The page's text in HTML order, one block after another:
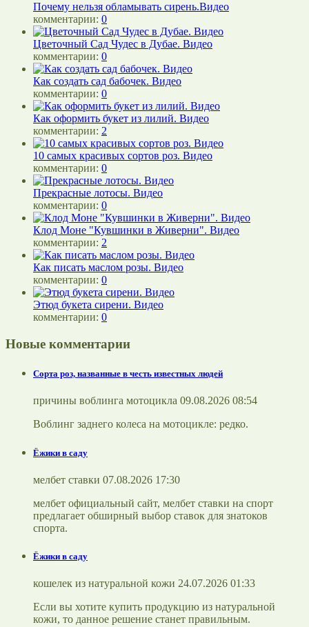
Почему нельзя обламывать сирень.Видео
комментарии: 0
Цветочный Сад Чудес в Дубае. Видео
комментарии: 0
Как создать сад бабочек. Видео
комментарии: 0
Как оформить букет из лилий. Видео
комментарии: 2
10 самых красивых сортов роз. Видео
комментарии: 0
Прекрасные лотосы. Видео
комментарии: 0
Клод Моне "Кувшинки в Живерни". Видео
комментарии: 2
Как писать маслом розы. Видео
комментарии: 0
Этюд букета сирени. Видео
комментарии: 0
Новые комментарии
Сорта роз, названные в честь известных людей
причины воблинга мотоцикла 09.08.2026 08:54
Воблинг заднего колеса на мотоцикле: редко.
Ёжики в саду
мелбет ставки 07.08.2026 17:30
мелбет официальный сайт, мелбет ставки на спорт
предлагает обширный выбор ставок для знатоков
спорта.
Ёжики в саду
кошелек из натуральной кожи 24.07.2026 01:33
Если вы хотите купить продукцию из натуральной
кожи, то данное решение станет правильным.